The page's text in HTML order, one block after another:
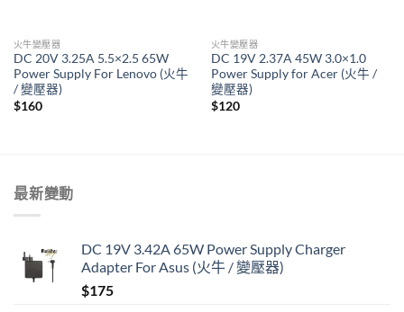
火牛變壓器
DC 20V 3.25A 5.5×2.5 65W
Power Supply For Lenovo (火牛
/ 變壓器)
$160
火牛變壓器
DC 19V 2.37A 45W 3.0×1.0
Power Supply for Acer (火牛 /
變壓器)
$120
最新變動
DC 19V 3.42A 65W Power Supply Charger
Adapter For Asus (火牛 / 變壓器)
$175